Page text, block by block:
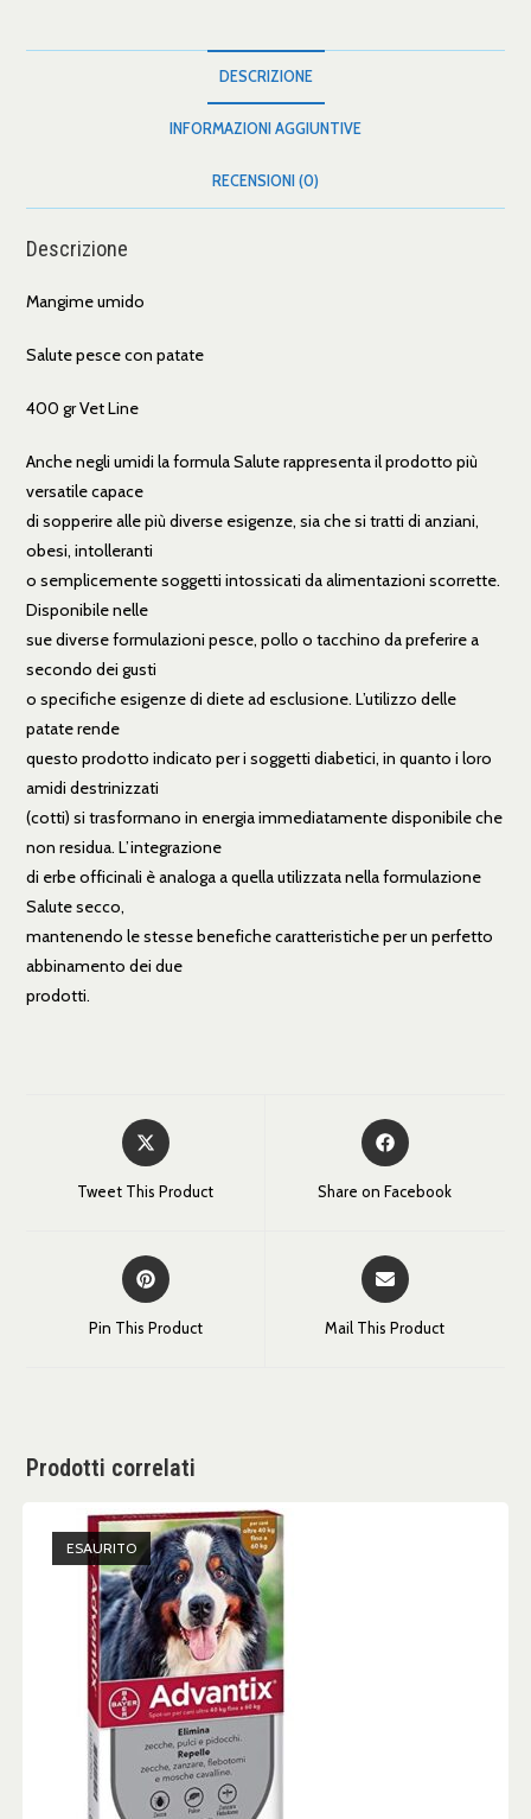
DESCRIZIONE
INFORMAZIONI AGGIUNTIVE
RECENSIONI (0)
Descrizione
Mangime umido
Salute pesce con patate
400 gr Vet Line
Anche negli umidi la formula Salute rappresenta il prodotto più
versatile capace
di sopperire alle più diverse esigenze, sia che si tratti di anziani,
obesi, intolleranti
o semplicemente soggetti intossicati da alimentazioni scorrette.
Disponibile nelle
sue diverse formulazioni pesce, pollo o tacchino da preferire a
secondo dei gusti
o specifiche esigenze di diete ad esclusione. L’utilizzo delle
patate rende
questo prodotto indicato per i soggetti diabetici, in quanto i loro
amidi destrinizzati
(cotti) si trasformano in energia immediatamente disponibile che
non residua. L’integrazione
di erbe officinali è analoga a quella utilizzata nella formulazione
Salute secco,
mantenendo le stesse benefiche caratteristiche per un perfetto
abbinamento dei due
prodotti.
Tweet This Product Share on Facebook
Pin This Product Mail This Product
Prodotti correlati
ESAURITO